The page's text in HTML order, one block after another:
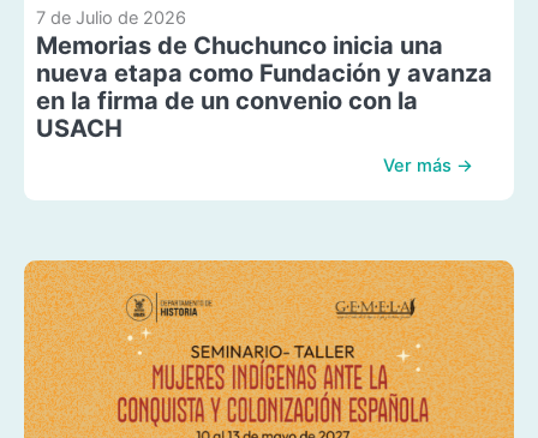
7 de Julio de 2026
Memorias de Chuchunco inicia una
nueva etapa como Fundación y avanza
en la firma de un convenio con la
USACH
Ver más →